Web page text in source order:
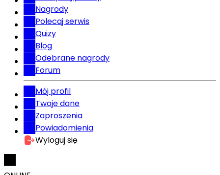
Nagrody
Polecaj serwis
Quizy
Blog
Odebrane nagrody
Forum
Mój profil
Twoje dane
Zaproszenia
Powiadomienia
Wyloguj się